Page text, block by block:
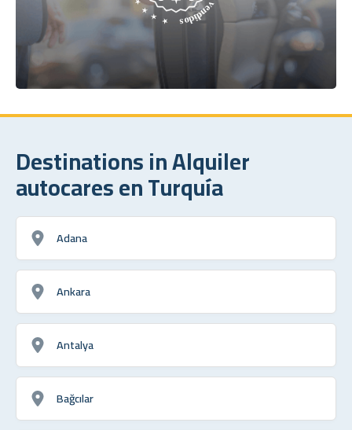
Destinations in Alquiler
autocares en Turquía
Adana
Ankara
Antalya
Bağcılar